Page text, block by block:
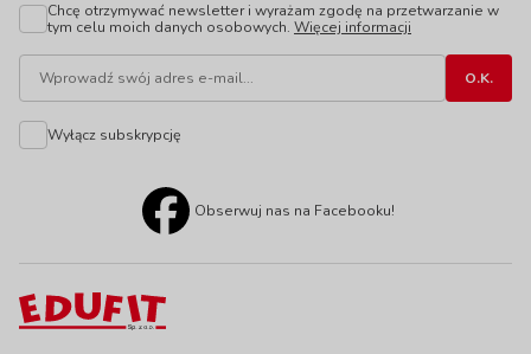
Chcę otrzymywać newsletter i wyrażam zgodę na przetwarzanie w
tym celu moich danych osobowych. Więcej informacji
Wyłącz subskrypcję
Obserwuj nas na Facebooku!